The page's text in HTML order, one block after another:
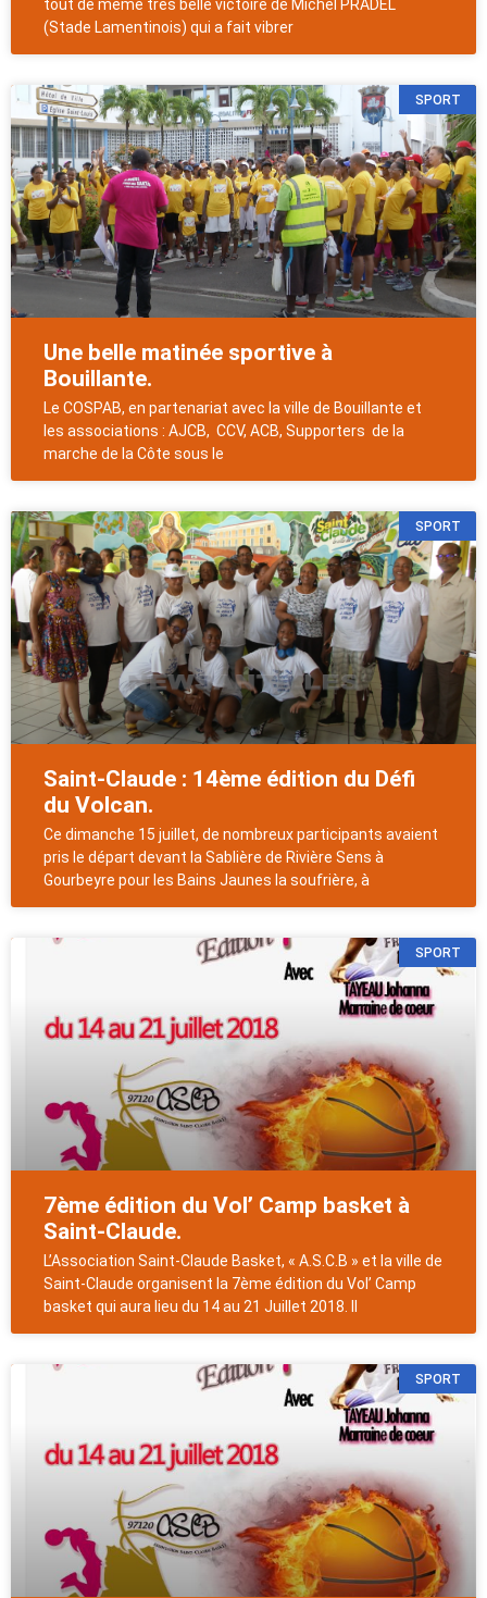
tout de même très belle victoire de Michel PRADEL
(Stade Lamentinois) qui a fait vibrer
SPORT
Une belle matinée sportive à
Bouillante.
Le COSPAB, en partenariat avec la ville de Bouillante et
les associations : AJCB, CCV, ACB, Supporters de la
marche de la Côte sous le
SPORT
Saint-Claude : 14ème édition du Défi
du Volcan.
Ce dimanche 15 juillet, de nombreux participants avaient
pris le départ devant la Sablière de Rivière Sens à
Gourbeyre pour les Bains Jaunes la soufrière, à
SPORT
7ème édition du Vol’ Camp basket à
Saint-Claude.
L’Association Saint-Claude Basket, « A.S.C.B » et la ville de
Saint-Claude organisent la 7ème édition du Vol’ Camp
basket qui aura lieu du 14 au 21 Juillet 2018. Il
SPORT